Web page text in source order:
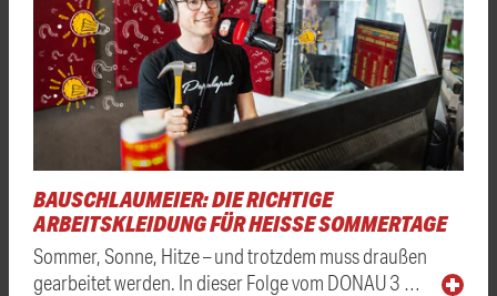
BAUSCHLAUMEIER: DIE RICHTIGE
ARBEITSKLEIDUNG FÜR HEISSE SOMMERTAGE
Sommer, Sonne, Hitze – und trotzdem muss draußen
gearbeitet werden. In dieser Folge vom DONAU 3 …